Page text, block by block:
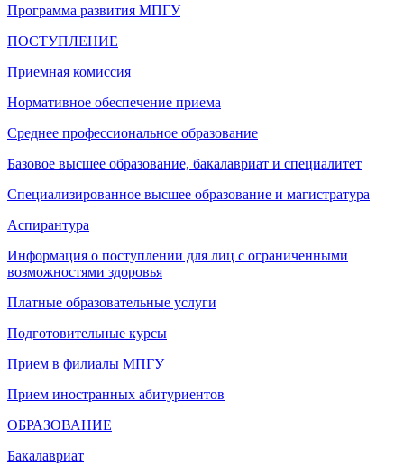
Программа развития МПГУ
ПОСТУПЛЕНИЕ
Приемная комиссия
Нормативное обеспечение приема
Среднее профессиональное образование
Базовое высшее образование, бакалавриат и специалитет
Специализированное высшее образование и магистратура
Аспирантура
Информация о поступлении для лиц с ограниченными
возможностями здоровья
Платные образовательные услуги
Подготовительные курсы
Прием в филиалы МПГУ
Прием иностранных абитуриентов
ОБРАЗОВАНИЕ
Бакалавриат